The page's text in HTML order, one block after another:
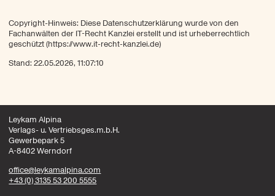
Copyright-Hinweis: Diese Datenschutzerklärung wurde von den
Fachanwälten der IT-Recht Kanzlei erstellt und ist urheberrechtlich
geschützt (https://www.it-recht-kanzlei.de)
Stand: 22.05.2026, 11:07:10
Leykam Alpina
Verlags- u. Vertriebsges.m.b.H.
Gewerbepark 5
A-8402 Werndorf
office@leykamalpina.com
+43 (0) 3135 53 200 5555